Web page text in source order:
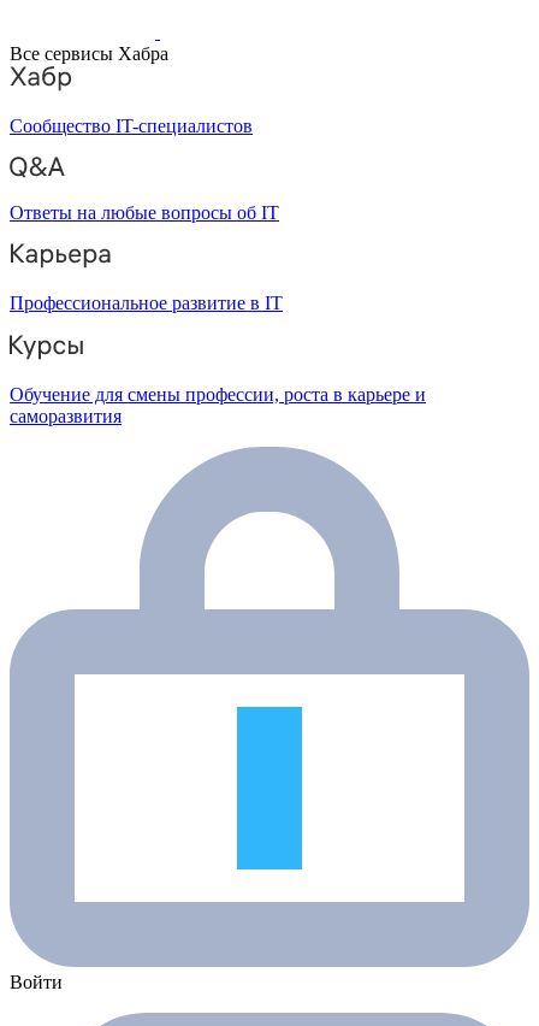
Все сервисы Хабра
Сообщество IT-специалистов
Ответы на любые вопросы об IT
Профессиональное развитие в IT
Обучение для смены профессии, роста в карьере и
саморазвития
Войти